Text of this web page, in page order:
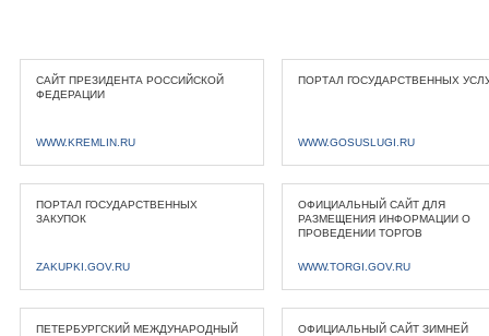
САЙТ ПРЕЗИДЕНТА РОССИЙСКОЙ
ФЕДЕРАЦИИ
WWW.KREMLIN.RU
ПОРТАЛ ГОСУДАРСТВЕННЫХ
WWW.GOSUSLUGI.RU
ПОРТАЛ ГОСУДАРСТВЕННЫХ
ЗАКУПОК
ZAKUPKI.GOV.RU
ОФИЦИАЛЬНЫЙ САЙТ ДЛЯ
РАЗМЕЩЕНИЯ ИНФОРМАЦИИ О
ПРОВЕДЕНИИ ТОРГОВ
WWW.TORGI.GOV.RU
ПЕТЕРБУРГСКИЙ МЕЖДУНАРОДНЫЙ
ОФИЦИАЛЬНЫЙ САЙТ ЗИМНЕЙ